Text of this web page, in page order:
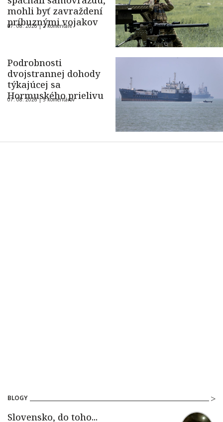
mohli byť zavraždení
príbuznými vojakov
07. 08. 2026 |2 komentáre
Podrobnosti
dvojstrannej dohody
týkajúcej sa
Hormuského prielivu
07. 08. 2026 |5 komentárov
BLOGY